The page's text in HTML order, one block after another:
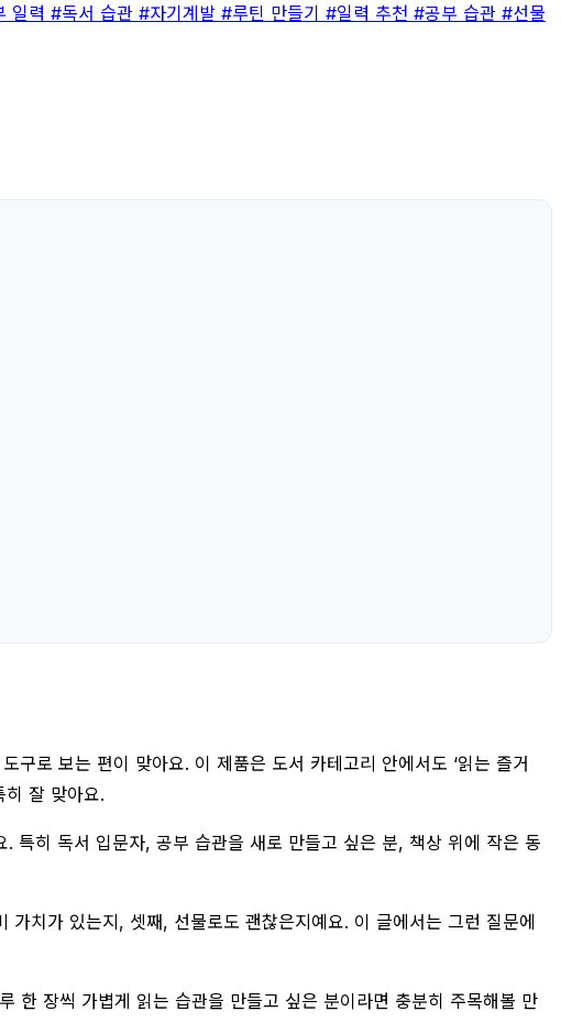
일력 #독서 습관 #자기계발 #루틴 만들기 #일력 추천 #공부 습관 #선물
구로 보는 편이 맞아요. 이 제품은 도서 카테고리 안에서도 ‘읽는 즐거
히 잘 맞아요.
특히 독서 입문자, 공부 습관을 새로 만들고 싶은 분, 책상 위에 작은 동
치가 있는지, 셋째, 선물로도 괜찮은지예요. 이 글에서는 그런 질문에
한 장씩 가볍게 읽는 습관을 만들고 싶은 분이라면 충분히 주목해볼 만